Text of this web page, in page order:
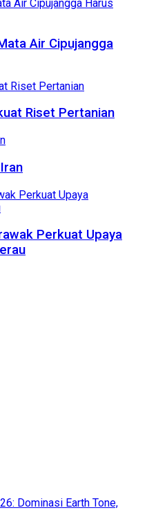
Air Cipujangga
Riset Pertanian
Perkuat Upaya